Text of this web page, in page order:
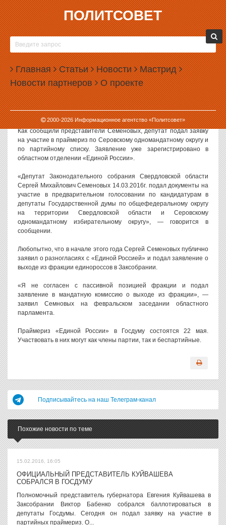
ПОЛИТСОВЕТ
Главная Статьи Новости Мастрид
Новости партнеров О проекте
2000-2026Информационное агентство «Политсовет»
14.03.2016, 14:34
ДЕПУТАТ, ВЫШЕДШИЙ ИЗ «ЕДИНОЙ РОССИИ»,
СОБРАЛСЯ БАЛЛОТИРОВАТЬСЯ ОТ «ЕДИНОЙ
РОССИИ»
Депутат свердловского Заксобрания Сергей Семеновых заявился
на праймериз в Госдуму от партии «Единая Россия». И это при
том, что всего несколько недель назад он демонстративно вышел
из фракции «Единая Россия» в Заксобрании.
Как сообщили представители Семеновых, депутат подал заявку
на участие в праймериз по Серовскому одномандатному округу и
по партийному списку. Заявление уже зарегистрировано в
областном отделении «Единой России».
«Депутат Законодательного собрания Свердловской области
Сергей Михайлович Семеновых 14.03.2016г. подал документы на
участие в предварительном голосовании по кандидатурам в
депутаты Государственной думы по общефедеральному округу
на территории Свердловской области и Серовскому
одномандатному избирательному округу», — говорится в
сообщении.
Любопытно, что в начале этого года Сергей Семеновых публично
заявил о разногласиях с «Единой Россией» и подал заявление о
выходе из фракции единороссов в Заксобрании.
«Я не согласен с пассивной позицией фракции и подал
заявление в мандатную комиссию о выходе из фракции», —
заявил Семновых на февральском заседании областного
парламента.
Праймериз «Единой России» в Госдуму состоятся 22 мая.
Участвовать в них могут как члены партии, так и беспартийные.
Подписывайтесь на наш Телеграм-канал
Похожие новости по теме
15.02.2016, 16:05
ОФИЦИАЛЬНЫЙ ПРЕДСТАВИТЕЛЬ КУЙВАШЕВА
СОБРАЛСЯ В ГОСДУМУ
Полномочный представитель губернатора Евгения Куйвашева в
Заксобрании Виктор Бабенко собрался баллотироваться в
депутаты Госдумы. Сегодня он подал заявку на участие в
партийных праймериз. О...